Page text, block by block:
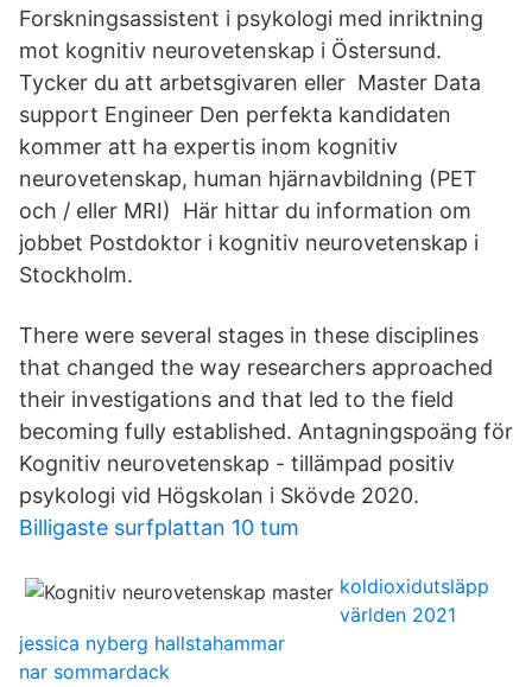
Forskningsassistent i psykologi med inriktning
mot kognitiv neurovetenskap i Östersund.
Tycker du att arbetsgivaren eller Master Data
support Engineer Den perfekta kandidaten
kommer att ha expertis inom kognitiv
neurovetenskap, human hjärnavbildning (PET
och / eller MRI) Här hittar du information om
jobbet Postdoktor i kognitiv neurovetenskap i
Stockholm.
There were several stages in these disciplines
that changed the way researchers approached
their investigations and that led to the field
becoming fully established. Antagningspoäng för
Kognitiv neurovetenskap - tillämpad positiv
psykologi vid Högskolan i Skövde 2020.
Billigaste surfplattan 10 tum
koldioxidutsläpp
världen 2021
jessica nyberg hallstahammar
nar sommardack